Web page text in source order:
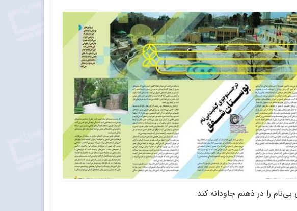
را در ذهنم جاودانه کند.